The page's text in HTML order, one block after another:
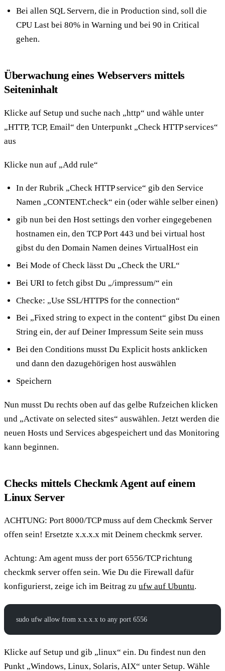
Bei allen SQL Servern, die in Production sind, soll die
CPU Last bei 80% in Warning und bei 90 in Critical
gehen.
Überwachung eines Webservers mittels
Seiteninhalt
Klicke auf Setup und suche nach „http“ und wähle unter
„HTTP, TCP, Email“ den Unterpunkt „Check HTTP services“
aus
Klicke nun auf „Add rule“
In der Rubrik „Check HTTP service“ gib den Service
Namen „CONTENT.check“ ein (oder wähle selber einen)
gib nun bei den Host settings den vorher eingegebenen
hostnamen ein, den TCP Port 443 und bei virtual host
gibst du den Domain Namen deines VirtualHost ein
Bei Mode of Check lässt Du „Check the URL“
Bei URI to fetch gibst Du „/impressum/“ ein
Checke: „Use SSL/HTTPS for the connection“
Bei „Fixed string to expect in the content“ gibst Du einen
String ein, der auf Deiner Impressum Seite sein muss
Bei den Conditions musst Du Explicit hosts anklicken
und dann den dazugehörigen host auswählen
Speichern
Nun musst Du rechts oben auf das gelbe Rufzeichen klicken
und „Activate on selected sites“ auswählen. Jetzt werden die
neuen Hosts und Services abgespeichert und das Monitoring
kann beginnen.
Checks mittels Checkmk Agent auf einem
Linux Server
ACHTUNG: Port 8000/TCP muss auf dem Checkmk Server
offen sein! Ersetzte x.x.x.x mit Deinem checkmk server.
Achtung: Am agent muss der port 6556/TCP richtung
checkmk server offen sein. Wie Du die Firewall dafür
konfigurierst, zeige ich im Beitrag zu ufw auf Ubuntu.
sudo ufw allow from x.x.x.x to any port 6556
Klicke auf Setup und gib „linux“ ein. Du findest nun den
Punkt „Windows, Linux, Solaris, AIX“ unter Setup. Wähle